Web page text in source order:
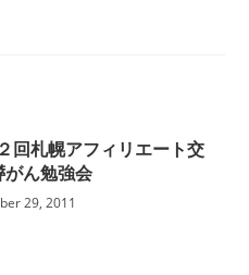
回札幌アフィリエート交
ん勉強会
29, 2011